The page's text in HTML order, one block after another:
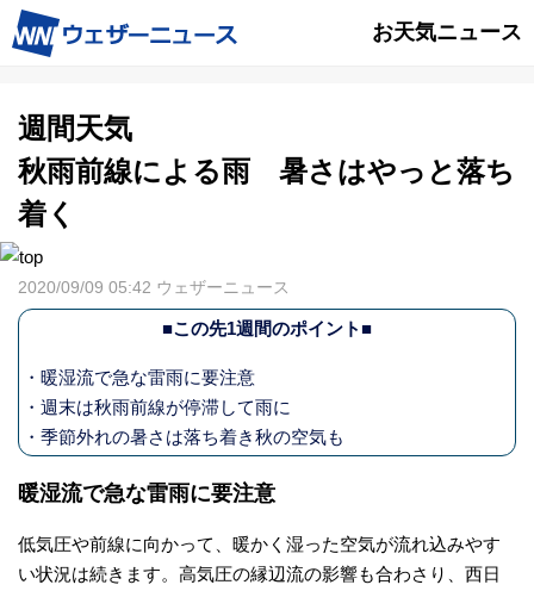
お天気ニュース
週間天気
秋雨前線による雨 暑さはやっと落ち
着く
2020/09/09 05:42 ウェザーニュース
■この先1週間のポイント■
・暖湿流で急な雷雨に要注意
・週末は秋雨前線が停滞して雨に
・季節外れの暑さは落ち着き秋の空気も
暖湿流で急な雷雨に要注意
低気圧や前線に向かって、暖かく湿った空気が流れ込みやす
い状況は続きます。高気圧の縁辺流の影響も合わさり、西日